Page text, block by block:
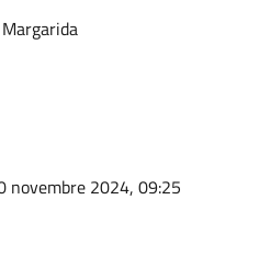
novembre 2024, 09:25